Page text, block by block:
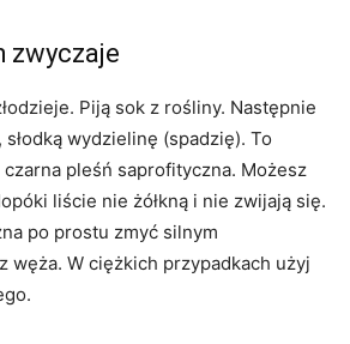
zwyczaje
Piją sok z rośliny. Następnie
wydzielinę (spadzię). To
pleśń saprofityczna. Możesz
liście nie żółkną i nie zwijają się.
po prostu zmyć silnym
węża. W ciężkich przypadkach użyj